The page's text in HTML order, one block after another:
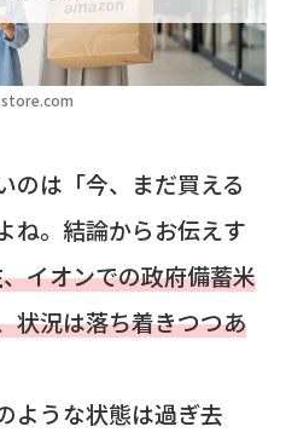
のは「今、まだ買える
ね。結論からお伝えす
イオンでの政府備蓄米
状況は落ち着きつつあ
ような状態は過ぎ去